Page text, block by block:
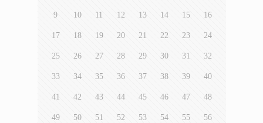
9 10 11 12 13 14 15 16
17 18 19 20 21 22 23 24
25 26 27 28 29 30 31 32
33 34 35 36 37 38 39 40
41 42 43 44 45 46 47 48
49 50 51 52 53 54 55 56